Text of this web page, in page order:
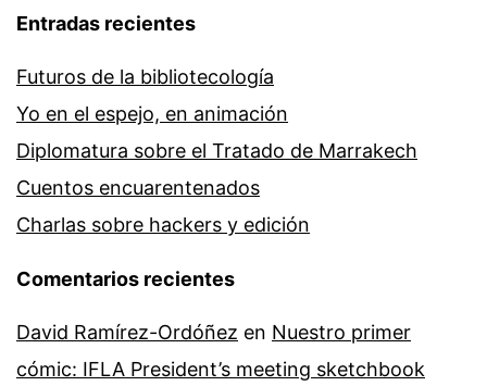
Entradas recientes
Futuros de la bibliotecología
Yo en el espejo, en animación
Diplomatura sobre el Tratado de Marrakech
Cuentos encuarentenados
Charlas sobre hackers y edición
Comentarios recientes
David Ramírez-Ordóñez en Nuestro primer
cómic: IFLA President’s meeting sketchbook